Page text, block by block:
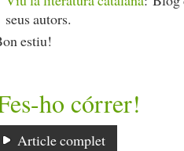
seus autors.
estiu!
ho córrer!
Article complet